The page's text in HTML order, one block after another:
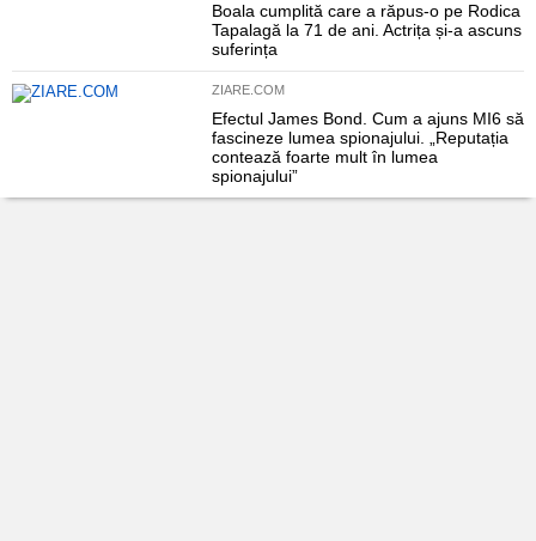
Boala cumplită care a răpus-o pe Rodica
Tapalagă la 71 de ani. Actrița și-a ascuns
suferința
ZIARE.COM
Efectul James Bond. Cum a ajuns MI6 să
fascineze lumea spionajului. „Reputația
contează foarte mult în lumea
spionajului”